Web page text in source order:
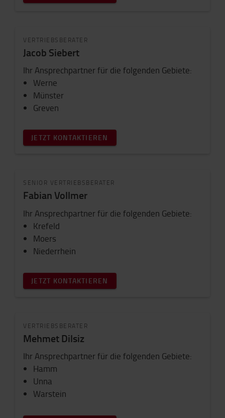
VERTRIEBSBERATER
Jacob Siebert
Ihr Ansprechpartner für die folgenden Gebiete:
Werne
Münster
Greven
JETZT KONTAKTIEREN
SENIOR VERTRIEBSBERATER
Fabian Vollmer
Ihr Ansprechpartner für die folgenden Gebiete:
Krefeld
Moers
Niederrhein
JETZT KONTAKTIEREN
VERTRIEBSBERATER
Mehmet Dilsiz
Ihr Ansprechpartner für die folgenden Gebiete:
Hamm
Unna
Warstein